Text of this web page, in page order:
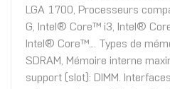
LGA 1700, Processeurs
G, Intel® Core™ i3, Intel®
Intel® Core™.... Types de
SDRAM, Mémoire interne
support (slot): DIMM.